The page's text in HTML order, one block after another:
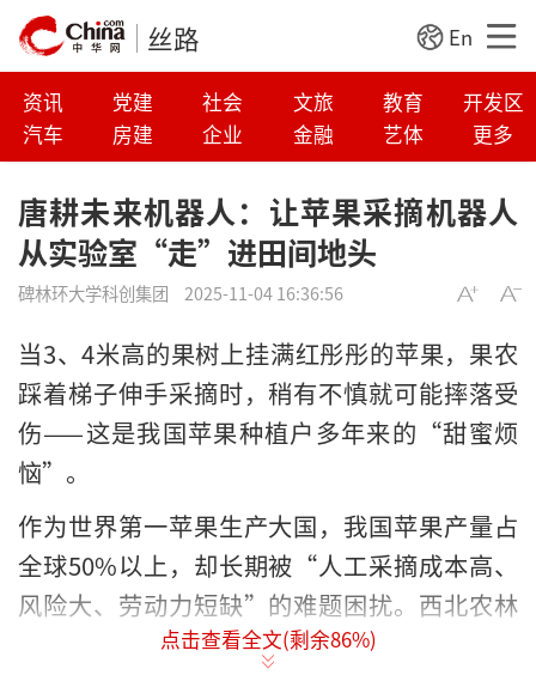
丝路 En
资讯 党建 社会 文旅 教育
开发区
汽车
房建 企业 金融 艺体 更多
唐耕未来机器人：让苹果采摘机器人
从实验室“走”进田间地头
碑林环大学科创集团 2025-11-04 16:36:56
当3、4米高的果树上挂满红彤彤的苹果，果农
踩着梯子伸手采摘时，稍有不慎就可能摔落受
伤——这是我国苹果种植户多年来的“甜蜜烦
恼”。
作为世界第一苹果生产大国，我国苹果产量占
全球50%以上，却长期被“人工采摘成本高、
风险大、劳动力短缺”的难题困扰。西北农林
科技大学杨增福教授团队以一颗“让果农少受
点击查看全文(剩余86%)